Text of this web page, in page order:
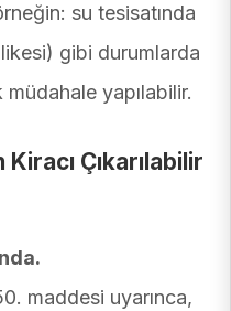
su tesisatında
gibi durumlarda
yapılabilir.
Çıkarılabilir
maddesi uyarınca,